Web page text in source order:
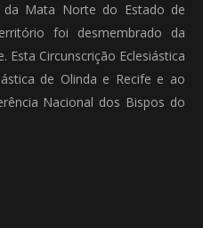
Mata Norte do Estado de
foi desmembrado da
Esta Circunscrição Eclesiástica
de Olinda e Recife e ao
Nacional dos Bispos do